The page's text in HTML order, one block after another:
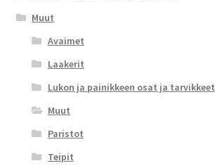
Muut
Avaimet
Laakerit
Lukon ja painikkeen osat ja tarvikkeet
Muut
Paristot
Teipit